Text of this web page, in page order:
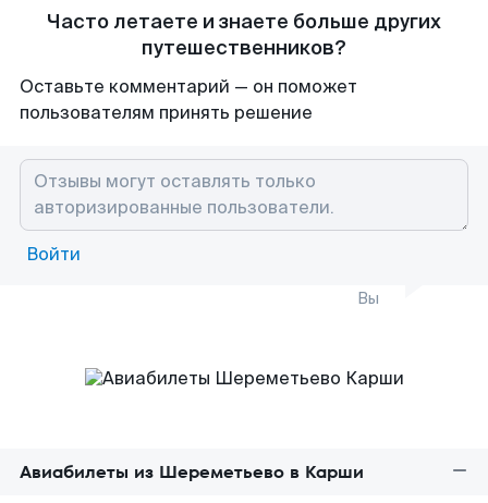
Часто летаете и знаете больше других
путешественников?
Оставьте комментарий — он поможет
пользователям принять решение
Войти
Вы
Авиабилеты из Шереметьево в Карши